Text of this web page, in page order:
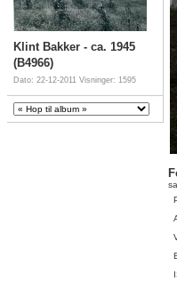
Klint Bakker - ca. 1945
(B4966)
Dato: 22-12-2011 Visninger: 1595